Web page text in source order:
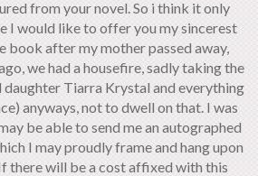
from your novel. So i think it only
I would like to offer you my sincerest
book after my mother passed away,
we had a housefire, sadly taking the
Tiarra Krystal and everything
anyways, not to dwell on that. I was
be able to send me an autographed
I may proudly frame and hang upon
there will be a cost affixed with this